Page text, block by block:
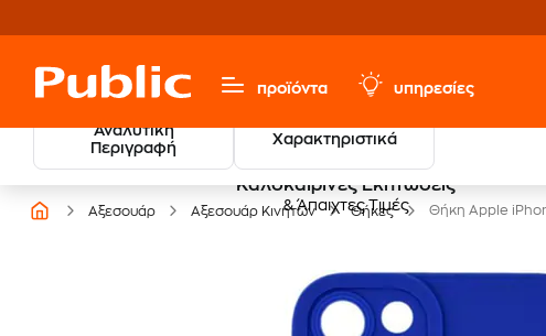
προϊόντα υπηρεσίες
Αναλυτική
Περιγραφή
Χαρακτηριστικά
Καλοκαιρινές Εκπτώσεις
& Άπαιχτες Τιμές
Αξεσουάρ Αξεσουάρ Κινητών Θήκες Θήκη Apple